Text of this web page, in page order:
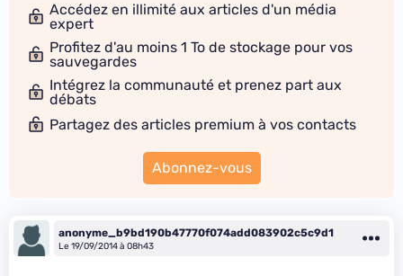
Accédez en illimité aux articles d'un média
expert
Profitez d'au moins 1 To de stockage pour vos
sauvegardes
Intégrez la communauté et prenez part aux
débats
Partagez des articles premium à vos contacts
Abonnez-vous
anonyme_b9bd190b47770f074add083902c5c9d1
Le 19/09/2014 à 08h43